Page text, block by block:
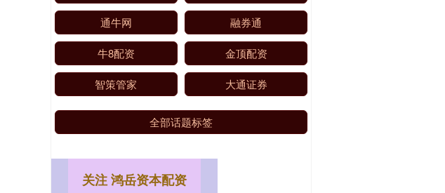
通牛网 融券通
牛8配资 金顶配资
智策管家 大通证券
全部话题标签
关注 鸿岳资本配资